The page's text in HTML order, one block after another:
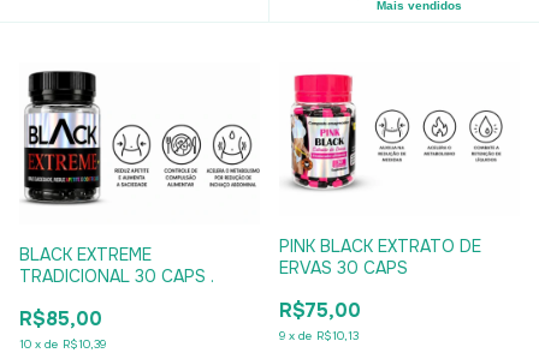
Mais vendidos
BLACK EXTREME
TRADICIONAL 30 CAPS .
R$85,00
10 x de R$10,39
PINK BLACK EXTRATO DE
ERVAS 30 CAPS
R$75,00
9 x de R$10,13